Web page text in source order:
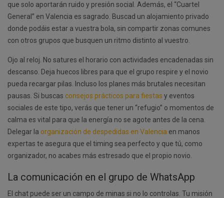
que solo aportarán ruido y presión social. Además, el “Cuartel
General” en Valencia es sagrado. Buscad un alojamiento privado
donde podáis estar a vuestra bola, sin compartir zonas comunes
con otros grupos que busquen un ritmo distinto al vuestro.
Ojo al reloj. No satures el horario con actividades encadenadas sin
descanso. Deja huecos libres para que el grupo respire y el novio
pueda recargar pilas. Incluso los planes más brutales necesitan
pausas. Si buscas consejos prácticos para fiestas y eventos
sociales de este tipo, verás que tener un “refugio” o momentos de
calma es vital para que la energía no se agote antes de la cena.
Delegar la organización de despedidas en Valencia en manos
expertas te asegura que el timing sea perfecto y que tú, como
organizador, no acabes más estresado que el propio novio.
La comunicación en el grupo de WhatsApp
El chat puede ser un campo de minas si no lo controlas. Tu misión